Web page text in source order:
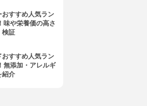
ボタニカル スタイリング クリ
ーム スリーク フロウ
おすすめ人気ラン
味や栄養価の高さ
検証
おすすめ人気ラン
無添加・アレルギ
紹介